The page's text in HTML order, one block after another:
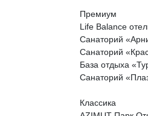
Премиум
Life Balance
Санаторий
Санаторий
База отдыха
Санаторий
Классика